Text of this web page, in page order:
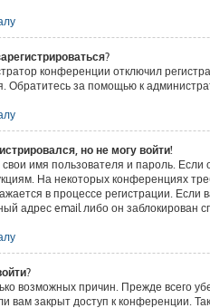
конференции отключил
Обратитесь за помощью к
но не могу войти!
имя пользователя и пароль.
На некоторых конференциях
в процессе регистрации.
адрес email либо он заблокирован
возможных причин. Прежде всего
вам закрыт доступ к конференции.